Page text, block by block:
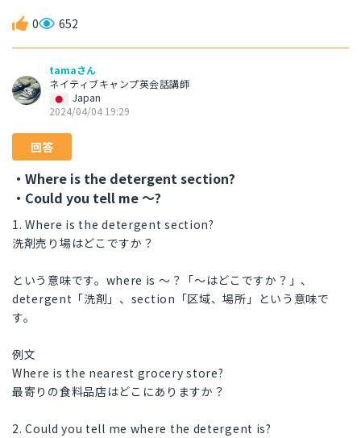
0 652
tamaさん
ネイティブキャンプ英会話講師
Japan
2024/04/04 19:29
回答
・Where is the detergent section?
・Could you tell me ～?
1. Where is the detergent section?
洗剤売り場はどこですか？
という意味です。where is ～？「～はどこですか？」、
detergent「洗剤」、section「区域、場所」という意味で
す。
例文
Where is the nearest grocery store?
最寄りの食料品店はどこにありますか？
2. Could you tell me where the detergent is?